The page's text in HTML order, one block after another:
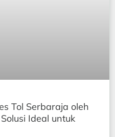
Tol Serbaraja oleh
Ideal untuk